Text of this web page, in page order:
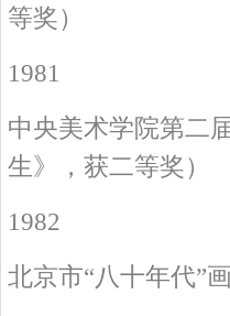
等奖）
1981
中央美术学院第二
生》，获二等奖）
1982
北京市“八十年代”